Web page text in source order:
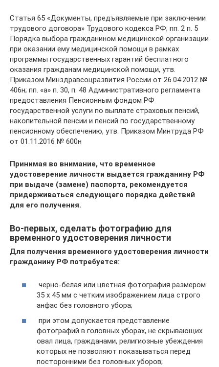
Статья 65 «Документы, предъявляемые при заключении
трудового договора» Трудового кодекса РФ; пп. 2 п. 5
Порядка выбора гражданином медицинской организации
при оказании ему медицинской помощи в рамках
программы государственных гарантий бесплатного
оказания гражданам медицинской помощи, утв.
Приказом Минздравсоцразвития России от 26.04.2012 №
406н; пп. «а» п. 30, п. 48 Административного регламента
предоставления Пенсионным фондом РФ
государственной услуги по выплате страховых пенсий,
накопительной пенсии и пенсий по государственному
пенсионному обеспечению, утв. Приказом Минтруда РФ
от 01.11.2016 № 600н
Принимая во внимание, что временное
удостоверение личности выдается гражданину РФ
при выдаче (замене) паспорта, рекомендуется
придерживаться следующего порядка действий
для его получения.
Во-первых, сделать фотографию для
временного удостоверения личности
Для получения временного удостоверения личности
гражданину РФ потребуется:
черно-белая или цветная фотография размером
35 x 45 мм с четким изображением лица строго
анфас без головного убора;
при этом допускается представление
фотографий в головных уборах, не скрывающих
овал лица, гражданами, религиозные убеждения
которых не позволяют показываться перед
посторонними без головных уборов;